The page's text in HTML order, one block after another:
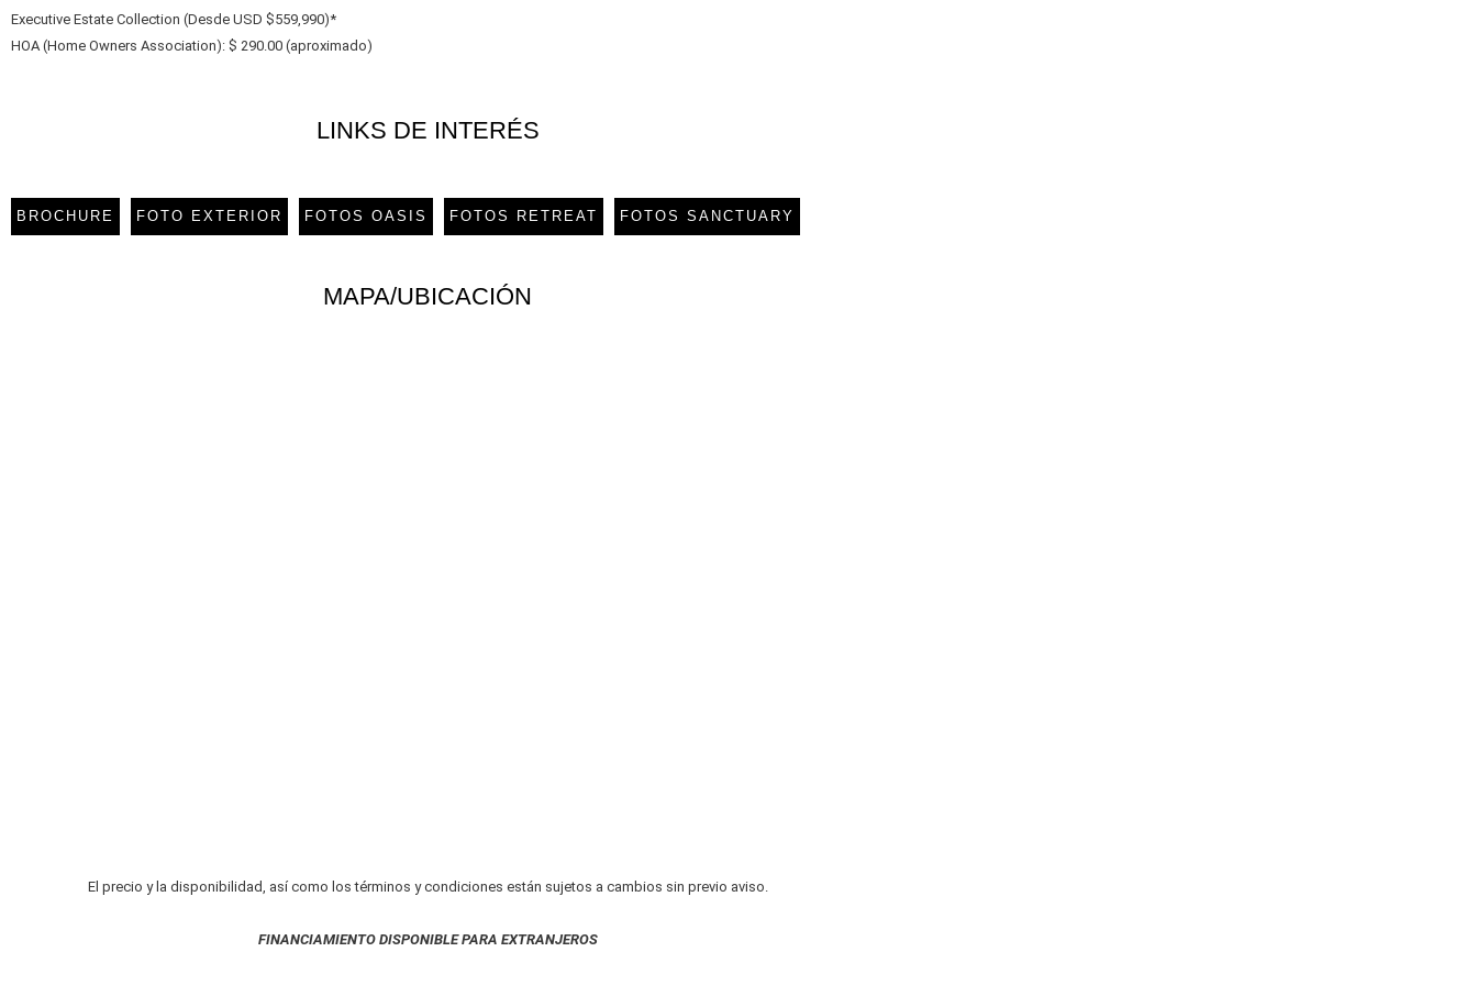
Executive Estate Collection (Desde USD $559,990)*
HOA (Home Owners Association): $ 290.00 (aproximado)
LINKS DE INTERÉS
BROCHURE FOTO EXTERIOR FOTOS OASIS FOTOS RETREAT FOTOS SANCTUARY
MAPA/UBICACIÓN
El precio y la disponibilidad, así como los términos y condiciones están sujetos a cambios sin previo aviso.
FINANCIAMIENTO DISPONIBLE PARA EXTRANJEROS